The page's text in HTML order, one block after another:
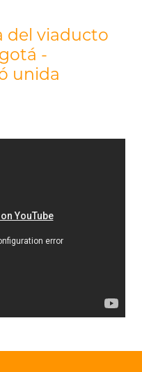
del viaducto
-
unida